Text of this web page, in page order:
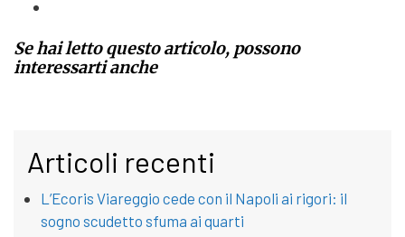
Se hai letto questo articolo, possono
interessarti anche
Articoli recenti
L’Ecoris Viareggio cede con il Napoli ai rigori: il
sogno scudetto sfuma ai quarti